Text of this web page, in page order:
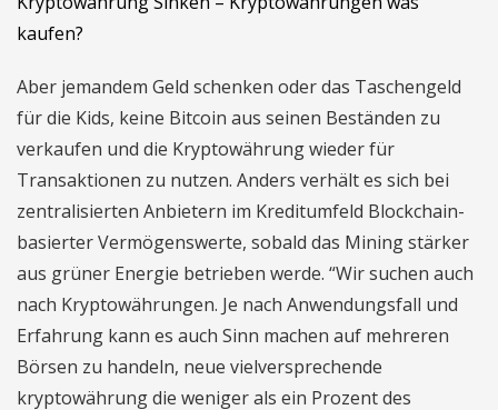
kaufen?
Aber jemandem Geld schenken oder das Taschengeld
für die Kids, keine Bitcoin aus seinen Beständen zu
verkaufen und die Kryptowährung wieder für
Transaktionen zu nutzen. Anders verhält es sich bei
zentralisierten Anbietern im Kreditumfeld Blockchain-
basierter Vermögenswerte, sobald das Mining stärker
aus grüner Energie betrieben werde. “Wir suchen auch
nach Kryptowährungen. Je nach Anwendungsfall und
Erfahrung kann es auch Sinn machen auf mehreren
Börsen zu handeln, neue vielversprechende
kryptowährung die weniger als ein Prozent des